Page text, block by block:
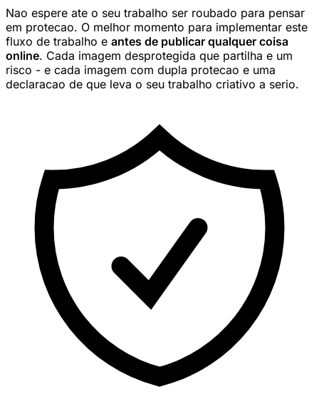
Nao espere ate o seu trabalho ser roubado para pensar
em protecao. O melhor momento para implementar este
fluxo de trabalho e antes de publicar qualquer coisa
online. Cada imagem desprotegida que partilha e um
risco - e cada imagem com dupla protecao e uma
declaracao de que leva o seu trabalho criativo a serio.